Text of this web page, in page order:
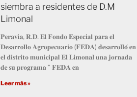
siembra a residentes de D.M
Limonal
𝐏𝐞𝐫𝐚𝐯𝐢𝐚, 𝐑.𝐃. 𝐄𝐥 𝐅𝐨𝐧𝐝𝐨 𝐄𝐬𝐩𝐞𝐜𝐢𝐚𝐥 𝐩𝐚𝐫𝐚 𝐞𝐥
𝐃𝐞𝐬𝐚𝐫𝐫𝐨𝐥𝐥𝐨 𝐀𝐠𝐫𝐨𝐩𝐞𝐜𝐮𝐚𝐫𝐢𝐨 (𝐅𝐄𝐃𝐀) 𝐝𝐞𝐬𝐚𝐫𝐫𝐨𝐥𝐥𝐨́ 𝐞𝐧
𝐞𝐥 𝐝𝐢𝐬𝐭𝐫𝐢𝐭𝐨 𝐦𝐮𝐧𝐢𝐜𝐢𝐩𝐚𝐥 𝐄𝐥 𝐋𝐢𝐦𝐨𝐧𝐚𝐥 𝐮𝐧𝐚 𝐣𝐨𝐫𝐧𝐚𝐝𝐚
𝐝𝐞 𝐬𝐮 𝐩𝐫𝐨𝐠𝐫𝐚𝐦𝐚 “ 𝐅𝐄𝐃𝐀 𝐞𝐧
Leer más »